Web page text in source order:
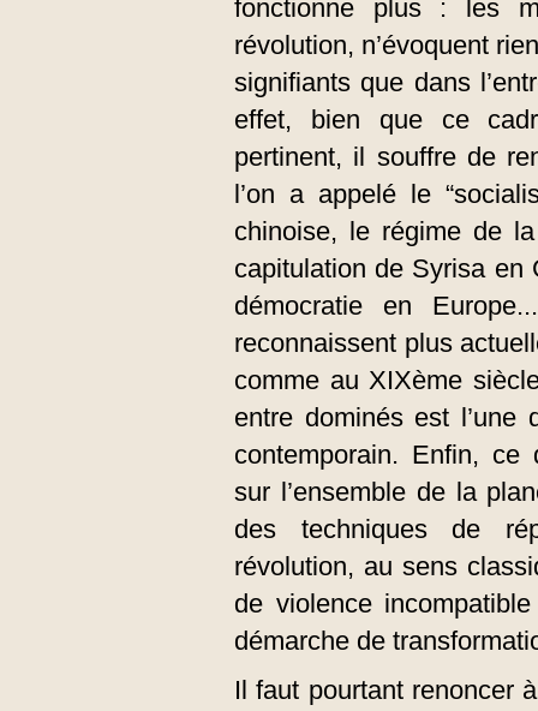
fonctionne plus : les
révolution, n’évoquent
signifiants que dans
effet, bien que ce
pertinent, il souffre de
l’on a appelé le
chinoise, le régime de
capitulation de Syrisa en
démocratie en
reconnaissent plus
comme au XIXème
entre dominés est l’une
contemporain. Enfin, ce
sur l’ensemble de la
des techniques de
révolution, au sens
de violence
démarche de
Il faut pourtant renoncer